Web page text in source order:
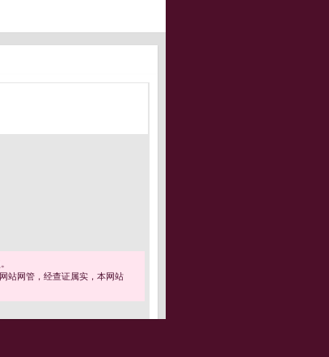
站网管，经查证属实，本网站